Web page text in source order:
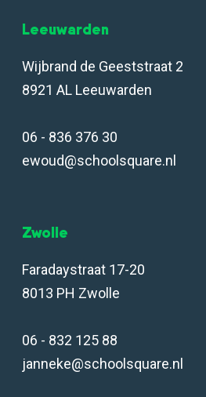
Leeuwarden
Wijbrand de Geeststraat 2
8921 AL Leeuwarden
06 - 836 376 30
ewoud@schoolsquare.nl
Zwolle
Faradaystraat 17-20
8013 PH Zwolle
06 - 832 125 88
janneke@schoolsquare.nl